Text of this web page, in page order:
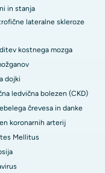
in stanja
lateralne skleroze
kostnega mozga
dojki
ledvična bolezen (CKD)
črevesa in danke
koronarnih arterij
Mellitus